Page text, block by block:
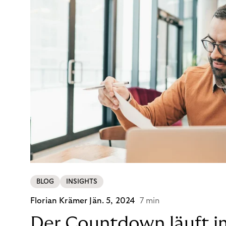
BLOG INSIGHTS
Florian Krämer Jän. 5, 2024 7 min